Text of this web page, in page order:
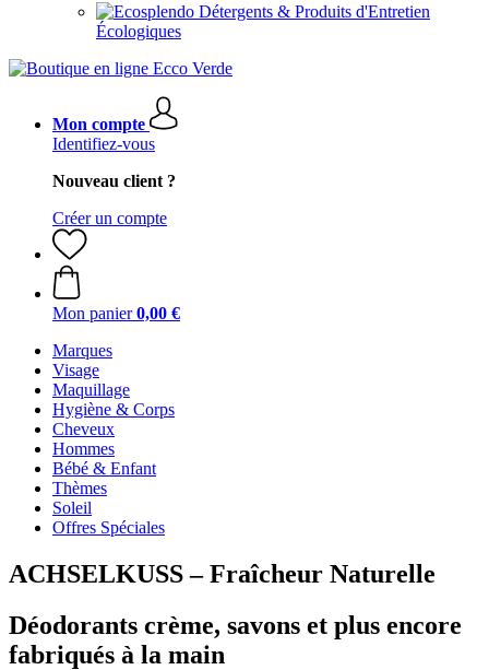
Détergents & Produits d'Entretien
Écologiques
Mon compte
Identifiez-vous
Nouveau client ?
Créer un compte
Mon panier 0,00 €
Marques
Visage
Maquillage
Hygiène & Corps
Cheveux
Hommes
Bébé & Enfant
Thèmes
Soleil
Offres Spéciales
ACHSELKUSS – Fraîcheur Naturelle
Déodorants crème, savons et plus encore
fabriqués à la main